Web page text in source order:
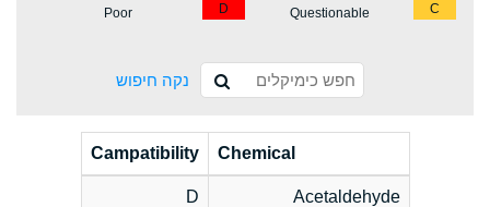
C
Questionable
D
Poor
נקה חיפוש
Chemical
Campatibility
Acetaldehyde
D